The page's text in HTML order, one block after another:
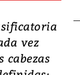
vez
cabezas
su